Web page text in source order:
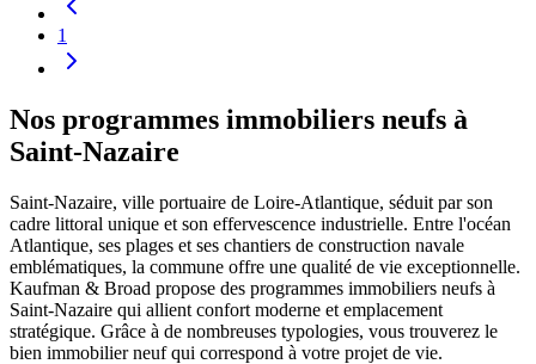
1
Nos programmes immobiliers neufs à
Saint-Nazaire
Saint-Nazaire, ville portuaire de Loire-Atlantique, séduit par son
cadre littoral unique et son effervescence industrielle. Entre l'océan
Atlantique, ses plages et ses chantiers de construction navale
emblématiques, la commune offre une qualité de vie exceptionnelle.
Kaufman & Broad propose des programmes immobiliers neufs à
Saint-Nazaire qui allient confort moderne et emplacement
stratégique. Grâce à de nombreuses typologies, vous trouverez le
bien immobilier neuf qui correspond à votre projet de vie.